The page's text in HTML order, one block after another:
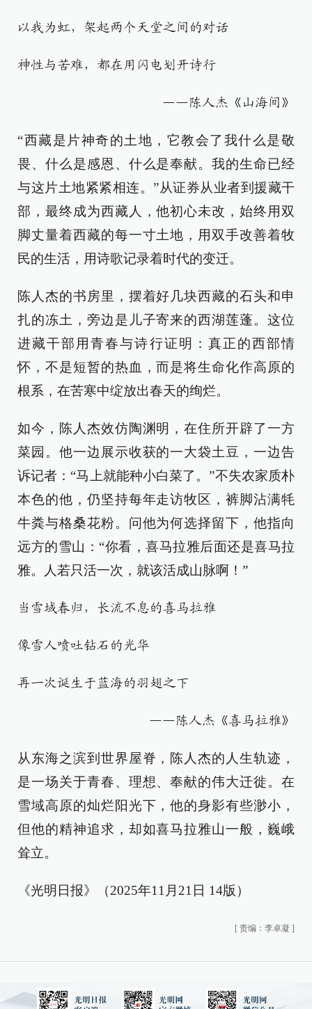
以我为虹，架起两个天堂之间的对话
神性与苦难，都在用闪电划开诗行
——陈人杰《山海间》
“西藏是片神奇的土地，它教会了我什么是敬
畏、什么是感恩、什么是奉献。我的生命已经
与这片土地紧紧相连。”从证券从业者到援藏干
部，最终成为西藏人，他初心未改，始终用双
脚丈量着西藏的每一寸土地，用双手改善着牧
民的生活，用诗歌记录着时代的变迁。
陈人杰的书房里，摆着好几块西藏的石头和申
扎的冻土，旁边是儿子寄来的西湖莲蓬。这位
进藏干部用青春与诗行证明：真正的西部情
怀，不是短暂的热血，而是将生命化作高原的
根系，在苦寒中绽放出春天的绚烂。
如今，陈人杰效仿陶渊明，在住所开辟了一方
菜园。他一边展示收获的一大袋土豆，一边告
诉记者：“马上就能种小白菜了。”不失农家质朴
本色的他，仍坚持每年走访牧区，裤脚沾满牦
牛粪与格桑花粉。问他为何选择留下，他指向
远方的雪山：“你看，喜马拉雅后面还是喜马拉
雅。人若只活一次，就该活成山脉啊！”
当雪域春归，长流不息的喜马拉雅
像雪人喷吐钻石的光华
再一次诞生于蓝海的羽翅之下
——陈人杰《喜马拉雅》
从东海之滨到世界屋脊，陈人杰的人生轨迹，
是一场关于青春、理想、奉献的伟大迁徙。在
雪域高原的灿烂阳光下，他的身影有些渺小，
但他的精神追求，却如喜马拉雅山一般，巍峨
耸立。
《光明日报》（2025年11月21日 14版）
[ 责编：李卓凝 ]